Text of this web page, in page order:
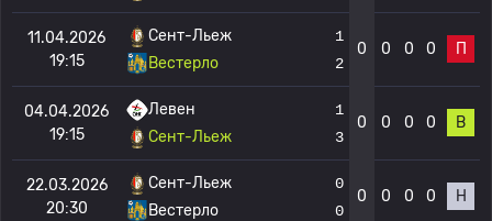
11.04.2026
19:15
Сент-Льеж
Вестерло
1
2
0 0 0 0 П
04.04.2026
19:15
Левен
Сент-Льеж
1
3
0 0 0 0 В
22.03.2026
20:30
Сент-Льеж
Вестерло
0
0
0 0 0 0 Н